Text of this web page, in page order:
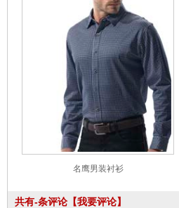
名鹰男装衬衫
共有-条评论 【我要评论】